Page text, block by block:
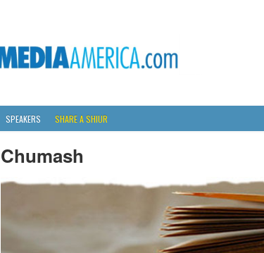
SPEAKERS SHARE A SHIUR
Chumash